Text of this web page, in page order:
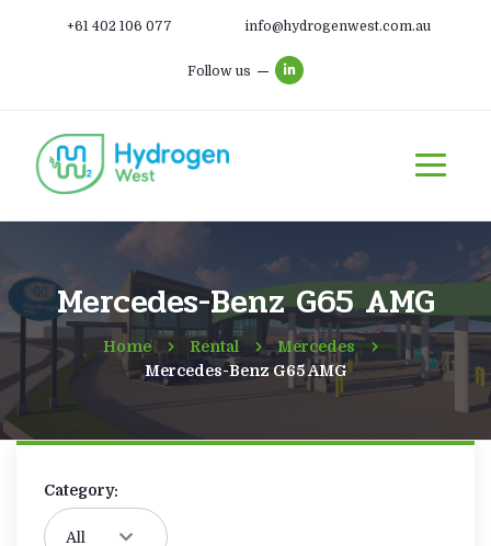
+61 402 106 077 info@hydrogenwest.com.au
Follow us
Mercedes-Benz G65 AMG
Home Rental
Mercedes
Mercedes-Benz G65 AMG
Category: